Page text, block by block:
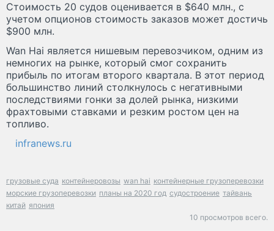
Стоимость 20 судов оценивается в $640 млн., с
учетом опционов стоимость заказов может достичь
$900 млн.
Wan Hai является нишевым перевозчиком, одним из
немногих на рынке, который смог сохранить
прибыль по итогам второго квартала. В этот период
большинство линий столкнулось с негативными
последствиями гонки за долей рынка, низкими
фрахтовыми ставками и резким ростом цен на
топливо.
infranews.ru
грузовые суда контейнеровозы wan hai контейнерные грузоперевозки
морские грузоперевозки планы на 2020 год судостроение тайвань
китай япония
10 просмотров всего.